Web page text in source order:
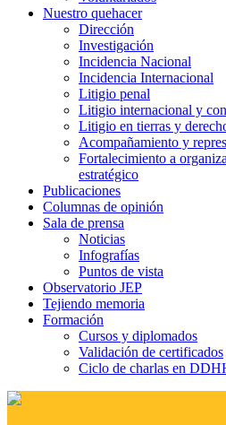
Nuestro quehacer
Dirección
Investigación
Incidencia Nacional
Incidencia Internacional
Litigio penal
Litigio internacional y
Litigio en tierras y
Acompañamiento y
Fortalecimiento a
estratégico
Publicaciones
Columnas de opinión
Sala de prensa
Noticias
Infografías
Puntos de vista
Observatorio JEP
Tejiendo memoria
Formación
Cursos y diplomados
Validación de certificados
Ciclo de charlas en